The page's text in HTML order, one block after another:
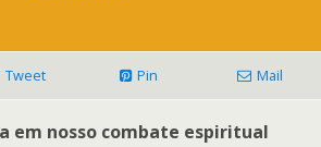
Tweet Pin Mail
em nosso combate espiritual